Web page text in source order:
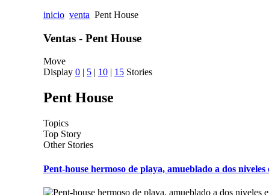
inicio venta Pent House
Ventas - Pent House
Move
Display 0 | 5 | 10 | 15 Stories
Pent House
Topics
Top Story
Other Stories
Pent-house hermoso de playa, amueblado a dos